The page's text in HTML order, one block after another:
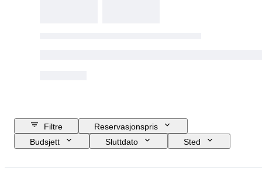
Filtre
Reservasjonspris
Budsjett
Sluttdato
Sted